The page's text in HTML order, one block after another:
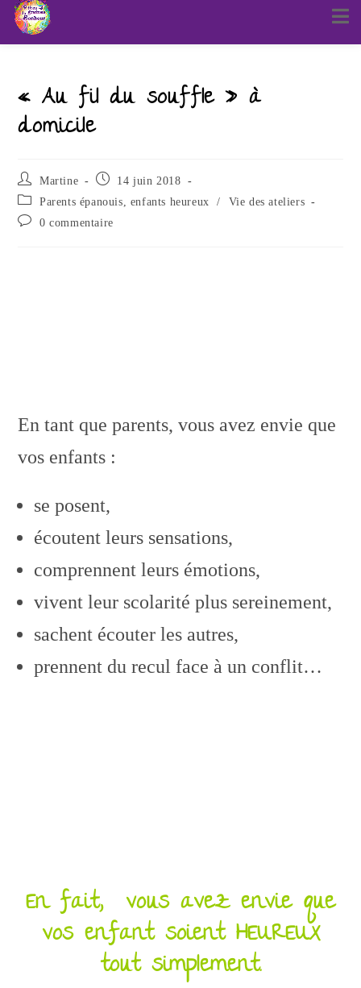
« Au fil du souffle » à
domicile
Martine
14 juin 2018
Parents épanouis, enfants heureux
/
Vie des ateliers
0 commentaire
En tant que parents, vous avez envie que
vos enfants :
se posent,
écoutent leurs sensations,
comprennent leurs émotions,
vivent leur scolarité plus sereinement,
sachent écouter les autres,
prennent du recul face à un conflit…
En fait, vous avez envie que
vos enfant soient HEUREUX
tout simplement.